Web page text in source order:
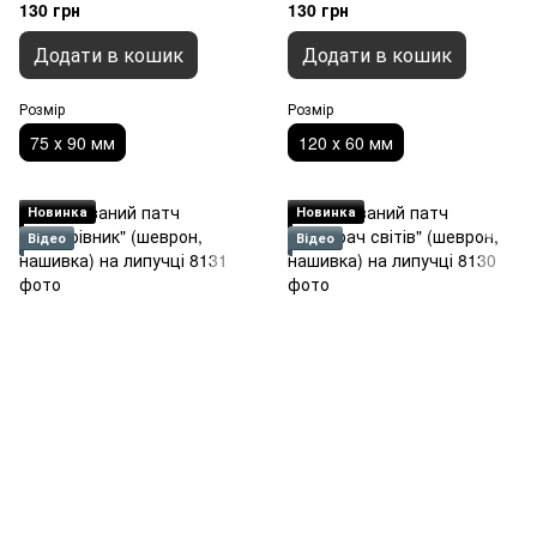
мм
130 грн
Додати в кошик
Розмір
75 х 90 мм
130 грн
Додати в кошик
Розмір
120 х 60 мм
Новинка
Відео
Новинка
Відео